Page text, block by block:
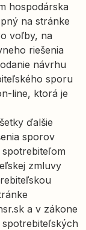
hospodárska
na stránke
voľby, na
riešenia
návrhu
sporu
line, ktorá je
ďalšie
sporov
spotrebiteľom
zmluvy
a v zákone
spotrebiteľských